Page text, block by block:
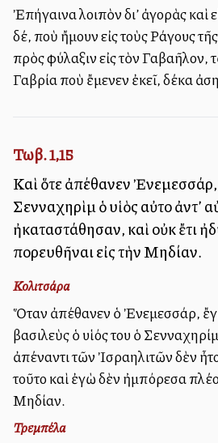
Ἐπήγαινα λοιπὸν δι’ ἀγορὰς καὶ
δέ, ποὺ ἤμουν εἰς τοὺς Ράγους
πρὸς φύλαξιν εἰς τὸν Γαβαῆλον,
Γαβρία ποὺ ἔμενεν ἐκεῖ, δέκα
Τωβ. 1,15
Καὶ ὅτε ἀπέθανεν
Σενναχηρὶμ ὁ υἱὸς αὐτοῦ ἀντ’
ἠκαταστάθησαν, καὶ οὐκ ἔτι
πορευθῆναι εἰς τὴν Μηδίαν.
Κολιτσάρα
Ὅταν ἀπέθανεν ὁ Ἐνεμεσσάρ,
βασιλεὺς ὁ υἱός του ὁ
ἀπέναντι τῶν Ἰσραηλιτῶν δὲν
τοῦτο καὶ ἐγὼ δὲν ἠμπόρεσα
Μηδίαν.
Τρεμπέλα